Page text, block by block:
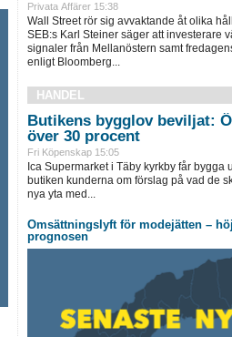
Privata Affärer 15:38
Wall Street rör sig avvaktande åt olika
SEB:s Karl Steiner säger att investerare
signaler från Mellanöstern samt
enligt Bloomberg...
HANDEL
Butikens bygglov beviljat:
över 30 procent
Fri Köpenskap 15:05
Ica Supermarket i Täby kyrkby får bygga
butiken kunderna om förslag på vad de
nya yta med...
Omsättningslyft för modejätten –
prognosen